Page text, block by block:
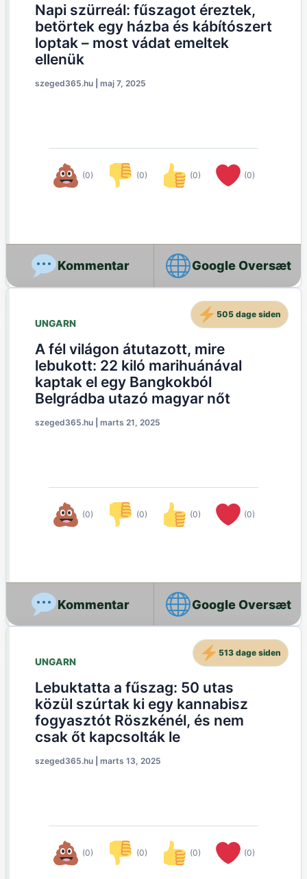
Napi szürreál: fűszagot éreztek,
betörtek egy házba és kábítószert
loptak – most vádat emeltek
ellenük
szeged365.hu maj 7, 2025
(0) (0) (0) (0)
Google Oversæt
UNGARN
A fél világon átutazott, mire
lebukott: 22 kiló marihuánával
kaptak el egy Bangkokból
Belgrádba utazó magyar nőt
szeged365.hu marts 21, 2025
(0) (0) (0) (0)
505 dage siden
Google Oversæt
UNGARN
Lebuktatta a fűszag: 50 utas
közül szúrtak ki egy kannabisz
fogyasztót Röszkénél, és nem
csak őt kapcsolták le
szeged365.hu marts 13, 2025
(0) (0) (0) (0)
513 dage siden